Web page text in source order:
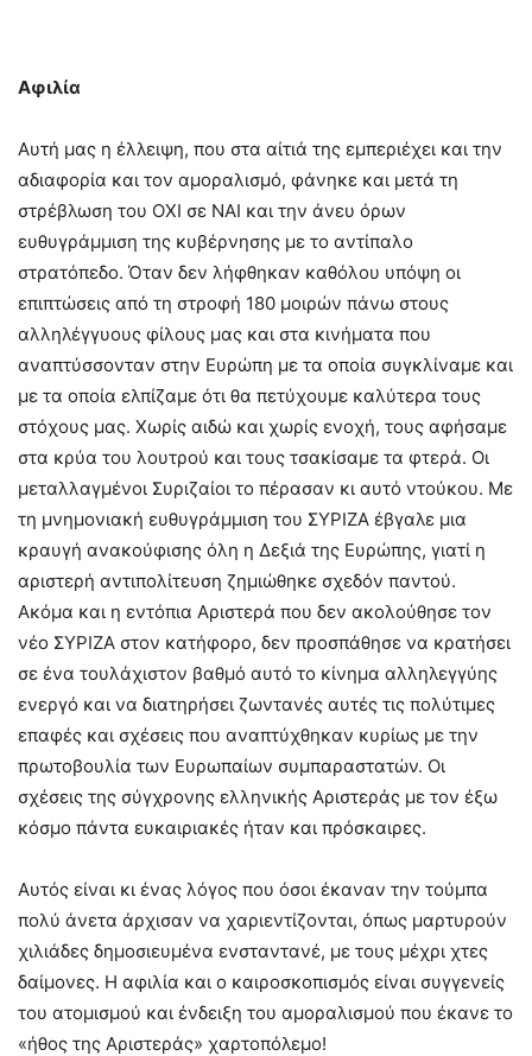
Αφιλία
Αυτή μας η έλλειψη, που στα αίτιά της εμπεριέχει και την
αδιαφορία και τον αμοραλισμό, φάνηκε και μετά τη
στρέβλωση του ΟΧΙ σε ΝΑΙ και την άνευ όρων
ευθυγράμμιση της κυβέρνησης με το αντίπαλο
στρατόπεδο. Όταν δεν λήφθηκαν καθόλου υπόψη οι
επιπτώσεις από τη στροφή 180 μοιρών πάνω στους
αλληλέγγυους φίλους μας και στα κινήματα που
αναπτύσσονταν στην Ευρώπη με τα οποία συγκλίναμε και
με τα οποία ελπίζαμε ότι θα πετύχουμε καλύτερα τους
στόχους μας. Χωρίς αιδώ και χωρίς ενοχή, τους αφήσαμε
στα κρύα του λουτρού και τους τσακίσαμε τα φτερά. Οι
μεταλλαγμένοι Συριζαίοι το πέρασαν κι αυτό ντούκου. Με
τη μνημονιακή ευθυγράμμιση του ΣΥΡΙΖΑ έβγαλε μια
κραυγή ανακούφισης όλη η Δεξιά της Ευρώπης, γιατί η
αριστερή αντιπολίτευση ζημιώθηκε σχεδόν παντού.
Ακόμα και η εντόπια Αριστερά που δεν ακολούθησε τον
νέο ΣΥΡΙΖΑ στον κατήφορο, δεν προσπάθησε να κρατήσει
σε ένα τουλάχιστον βαθμό αυτό το κίνημα αλληλεγγύης
ενεργό και να διατηρήσει ζωντανές αυτές τις πολύτιμες
επαφές και σχέσεις που αναπτύχθηκαν κυρίως με την
πρωτοβουλία των Ευρωπαίων συμπαραστατών. Οι
σχέσεις της σύγχρονης ελληνικής Αριστεράς με τον έξω
κόσμο πάντα ευκαιριακές ήταν και πρόσκαιρες.
Αυτός είναι κι ένας λόγος που όσοι έκαναν την τούμπα
πολύ άνετα άρχισαν να χαριεντίζονται, όπως μαρτυρούν
χιλιάδες δημοσιευμένα ενσταντανέ, με τους μέχρι χτες
δαίμονες. Η αφιλία και ο καιροσκοπισμός είναι συγγενείς
του ατομισμού και ένδειξη του αμοραλισμού που έκανε το
«ήθος της Αριστεράς» χαρτοπόλεμο!